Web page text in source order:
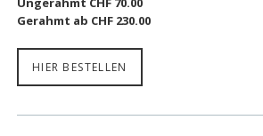
Gerahmt ab CHF 230.00
HIER BESTELLEN